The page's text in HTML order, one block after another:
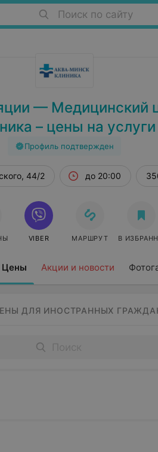
Поиск по сайту
— Медицинский
– цены на услуги
Профиль подтвержден
Цены Акции и новости
44/2 до 20:00
VIBER МАРШРУТ В
ДЛЯ ИНОСТРАННЫХ